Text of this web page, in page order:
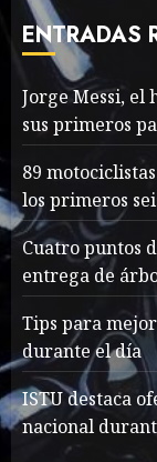
7
1
2
ENTRADAS
Jorge Messi, el
sus primeros
89
los primeros
Cuatro puntos
entrega de
Tips para
durante el día
ISTU destaca
nacional